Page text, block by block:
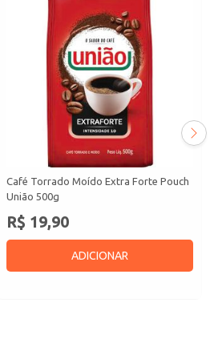
Café Torrado Moído Extra Forte Pouch
União 500g
R$ 19,90
ADICIONAR